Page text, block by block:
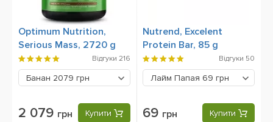
Optimum Nutrition,
Serious Mass, 2720 g
Відгуки 216
Банан 2079 грн
2 079 грн Купити
Nutrend, Excelent
Protein Bar, 85 g
Відгуки 50
Лайм Папая 69 грн
69 грн Купити